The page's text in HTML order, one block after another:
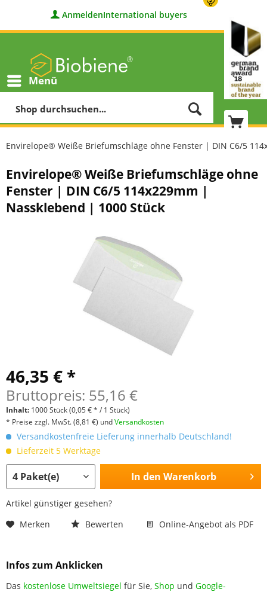
AnmeldenInternational buyers
Menü
Envirelope® Weiße Briefumschläge ohne Fenster | DIN C6/5
Envirelope® Weiße Briefumschläge ohne
Fenster | DIN C6/5 114x229mm |
Nassklebend | 1000 Stück
46,35 € *
Bruttopreis: 55,16 €
Inhalt: 1000 Stück(0,05 € * / 1 Stück)
* Preise zzgl. MwSt.(8,81 €) undVersandkosten
Versandkostenfreie Lieferung innerhalb Deutschland!
Lieferzeit 5 Werktage
In den Warenkorb
Artikel günstiger gesehen?
Merken
Bewerten Online-Angebot als PDF
Infos zum Anklicken
Das kostenlose Umweltsiegel für Sie, Shop und Google-